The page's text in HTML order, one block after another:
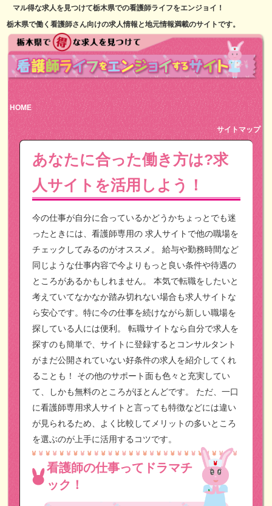
マル得な求人を見つけて栃木県での看護師ライフをエンジョイ！
栃木県で働く看護師さん向けの求人情報と地元情報満載のサイトです。
HOME
サイトマップ
あなたに合った働き方は?求
人サイトを活用しよう！
今の仕事が自分に合っているかどうかちょっとでも迷
ったときには、看護師専用の 求人サイトで他の職場を
チェックしてみるのがオススメ。
給与や勤務時間など
同じような仕事内容で今よりもっと良い条件や待遇の
ところがあるかもしれません。
本気で転職をしたいと
考えていてなかなか踏み切れない場合も求人サイトな
ら安心です。特に今の仕事を続けながら新しい職場を
探している人には便利。
転職サイトなら自分で求人を
探すのも簡単で、サイトに登録するとコンサルタント
がまだ公開されていない好条件の求人を紹介してくれ
ることも！
その他のサポート面も色々と充実してい
て、しかも無料のところがほとんどです。
ただ、一口
に看護師専用求人サイトと言っても特徴などには違い
が見られるため、よく比較してメリットの多いところ
を選ぶのが上手に活用するコツです。
看護師の仕事ってドラマチ
ック！